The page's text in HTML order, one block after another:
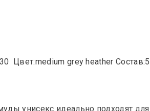
Цвет:medium grey heather
унисекс идеально подходят для